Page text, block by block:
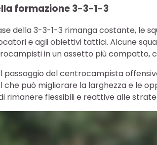
formazione 3-3-1-3
della 3-3-1-3 rimanga costante, le
e agli obiettivi tattici. Alcune
in un assetto più compatto,
passaggio del centrocampista
che può migliorare la larghezza e le
rimanere flessibili e reattive alle